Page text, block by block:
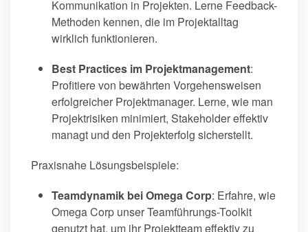
Kommunikation in Projekten. Lerne Feedback-
Methoden kennen, die im Projektalltag
wirklich funktionieren.
Best Practices im Projektmanagement:
Profitiere von bewährten Vorgehensweisen
erfolgreicher Projektmanager. Lerne, wie man
Projektrisiken minimiert, Stakeholder effektiv
managt und den Projekterfolg sicherstellt.
Praxisnahe Lösungsbeispiele:
Teamdynamik bei Omega Corp: Erfahre, wie
Omega Corp unser Teamführungs-Toolkit
genutzt hat, um ihr Projektteam effektiv zu